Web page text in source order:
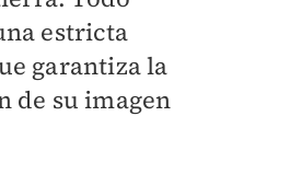
estricta
garantiza la
de su imagen